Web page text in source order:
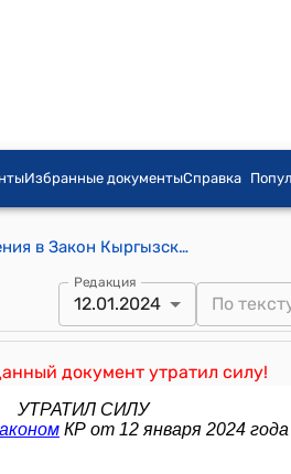
Избранные документыСправка
Закон КР от 31 июля 2006 года № 138 "О внесении изменения в Закон Кыргызской Республики "О защите населения от туберкулеза"
Редакция
12.01.2024
документ утратил силу!